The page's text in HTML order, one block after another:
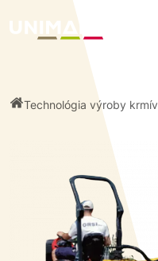
Technológia výroby krmív